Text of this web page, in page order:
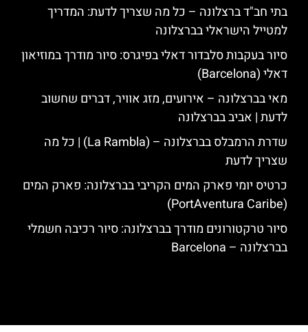
בתי חב"ד ברצלונה – כל מה שצריך לדעת: המדריך
למטייל הישראלי בברצלונה
סיור בעקבות סלבדור דאלי בפיגרס: סיור מודרך במוזיאון
דאלי (Barcelona)
מאי בברצלונה – אירועים, מזג אוויר, דברים שחשוב
לדעת | אביב בברצלונה
שדרת הרמבלס בברצלונה – (La Rambla) | כל מה
שצריך לדעת
כרטיס יומי פארק המים הקריבי בברצלונה: פארק המים
(PortAventura Caribe)
סיור טרקטורונים מודרך בברצלונה: סיור רכיבה חשמלי
בברצלונה – Barcelona